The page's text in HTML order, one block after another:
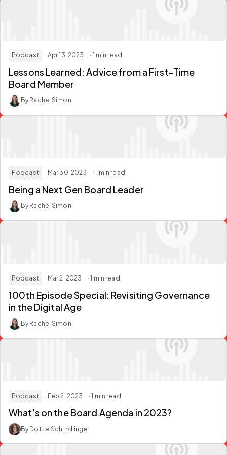
Podcast · Apr 13, 2023 · 1 min read
Lessons Learned: Advice from a First-Time
Board Member
By Rachel Simon
Podcast · Mar 30, 2023 · 1 min read
Being a Next Gen Board Leader
By Rachel Simon
Podcast · Mar 2, 2023 · 1 min read
100th Episode Special: Revisiting Governance
in the Digital Age
By Rachel Simon
Podcast · Feb 2, 2023 · 1 min read
What's on the Board Agenda in 2023?
By Dottie Schindlinger